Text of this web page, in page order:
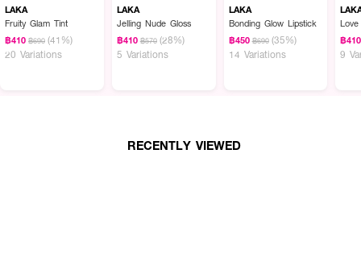
LAKA
Fruity Glam Tint
฿410 ฿690 (41%)
20 Variations
LAKA
Jelling Nude Gloss
฿410 ฿570 (28%)
5 Variations
LAKA
Bonding Glow Lipstick
฿450 ฿690 (35%)
14 Variations
฿410
9
RECENTLY VIEWED